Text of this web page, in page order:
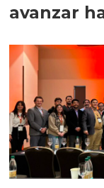
avanzar